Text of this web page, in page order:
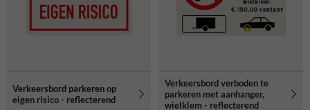
Verkeersbord parkeren op
eigen risico - reflecterend
Verkeersbord verboden te
parkeren met aanhanger,
wielklem - reflecterend